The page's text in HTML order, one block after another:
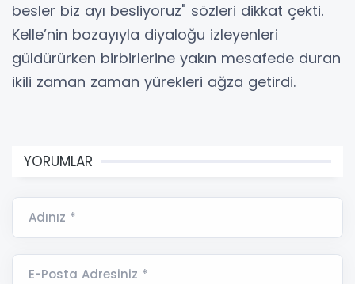
besler biz ayı besliyoruz" sözleri dikkat çekti.
Kelle’nin bozayıyla diyaloğu izleyenleri
güldürürken birbirlerine yakın mesafede duran
ikili zaman zaman yürekleri ağza getirdi.
YORUMLAR
Adınız *
E-Posta Adresiniz *